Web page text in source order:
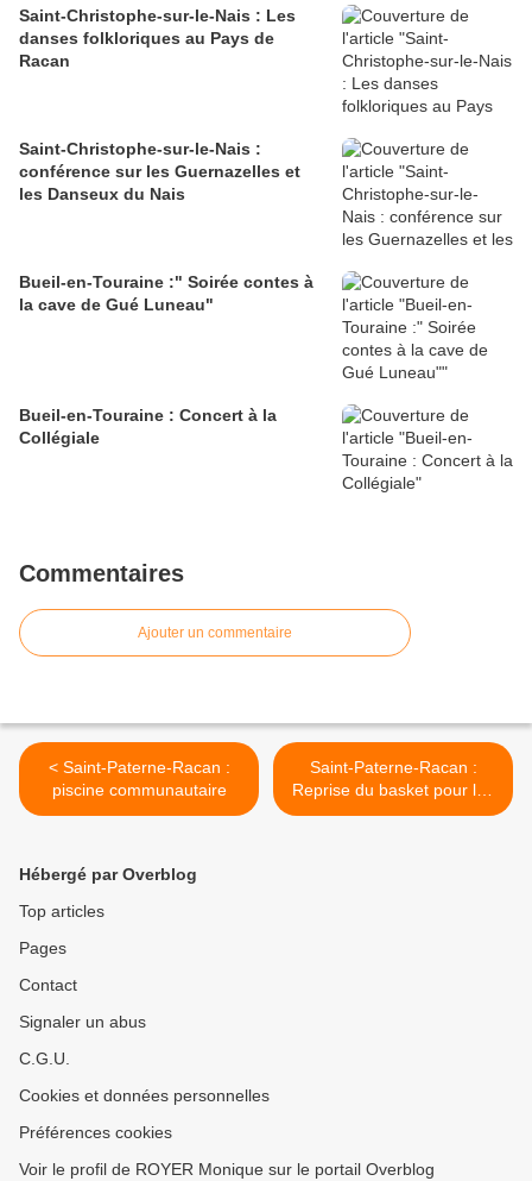
Saint-Christophe-sur-le-Nais : Les
danses folkloriques au Pays de
Racan
Saint-Christophe-sur-le-Nais :
conférence sur les Guernazelles et
les Danseux du Nais
Bueil-en-Touraine :" Soirée contes à
la cave de Gué Luneau"
Bueil-en-Touraine : Concert à la
Collégiale
Commentaires
Ajouter un commentaire
< Saint-Paterne-Racan :
piscine communautaire
Saint-Paterne-Racan :
Reprise du basket pour les
plus jeunes >
Hébergé par Overblog
Top articles
Pages
Contact
Signaler un abus
C.G.U.
Cookies et données personnelles
Préférences cookies
Voir le profil de ROYER Monique sur le portail Overblog